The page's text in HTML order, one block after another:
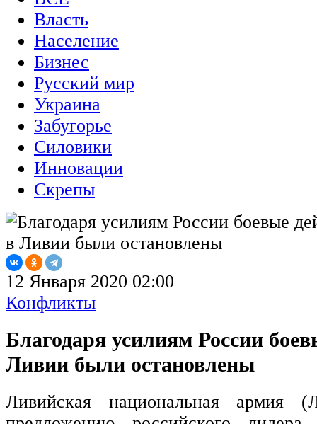
Власть
Население
Бизнес
Русский мир
Украина
Забугорье
Силовики
Инновации
Скрепы
12 Января 2020 02:00
Конфликты
Благодаря усилиям России
Ливии были остановлены
Ливийская национальная армия